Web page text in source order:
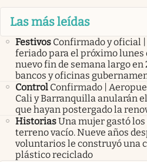
Las más leídas
Festivos Confirmado y oficial
feriado para el próximo lunes
nuevo fin de semana largo en
bancos y oficinas
Control Confirmado |
Cali y Barranquilla anularán
que hayan postergado la
HistoriasUna mujer gastó
terreno vacío. Nueve años
voluntarios le construyó una
plástico reciclado